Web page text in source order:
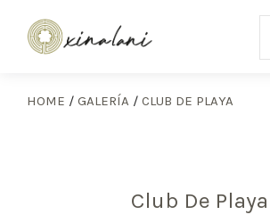
HOME / GALERÍA / CLUB DE PLAYA
Club De Playa